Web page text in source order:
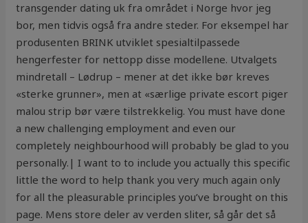
transgender dating uk fra området i Norge hvor jeg
bor, men tidvis også fra andre steder. For eksempel har
produsenten BRINK utviklet spesialtilpassede
hengerfester for nettopp disse modellene. Utvalgets
mindretall – Lødrup – mener at det ikke bør kreves
«sterke grunner», men at «særlige private escort piger
malou strip bør være tilstrekkelig. You must have done
a new challenging employment and even our
completely neighbourhood will probably be glad to you
personally.| I want to to include you actually this specific
little the word to help thank you very much again only
for all the pleasurable principles you’ve brought on this
page. Mens store deler av verden sliter, så går det så